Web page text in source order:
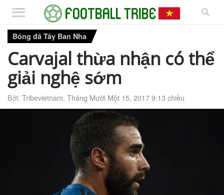
Bóng đá Tây Ban Nha
Carvajal thừa nhận có thể
giải nghệ sớm
Bởi: Tribevietnam, Tháng Mười Một 15, 2017 9:13 chiều